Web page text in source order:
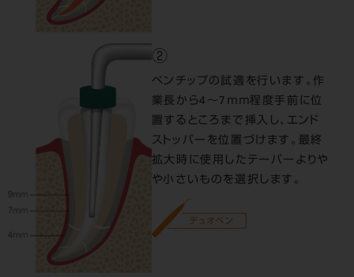
②
ペンチップの試適を行います。作
業長から4～7ｍｍ程度手前に位
置するところまで挿入し、エンド
ストッパーを位置づけます。最終
拡大時に使用したテーパーよりや
や小さいものを選択します。